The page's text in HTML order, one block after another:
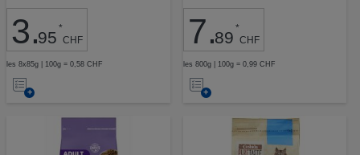
3.95 *
CHF
les 8x85g | 100g = 0,58 CHF
Ajouter
7.89 *
CHF
les 800g | 100g = 0,99 CHF
Ajouter